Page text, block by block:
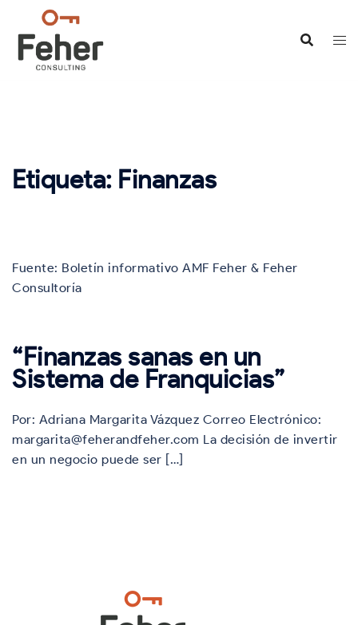
contenido
Etiqueta: Finanzas
Fuente: Boletín informativo AMF Feher & Feher
Consultoría
“Finanzas sanas en un
Sistema de Franquicias”
Por: Adriana Margarita Vázquez Correo Electrónico:
margarita@feherandfeher.com La decisión de invertir
en un negocio puede ser […]